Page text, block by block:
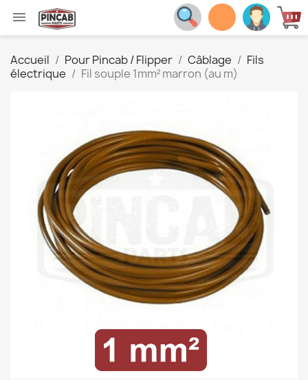

Accueil Pour Pincab / Flipper Câblage
Fils
électrique
Fil souple 1mm² marron (au m)